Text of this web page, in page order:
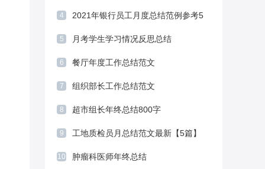
4
2021年银行员工月度总结范例参考5
5 月考学生学习情况反思总结
6 餐厅年度工作总结范文
7 组织部长工作总结范文
8 超市组长年终总结800字
9 工地质检员月总结范文最新【5篇】
10 肿瘤科医师年终总结